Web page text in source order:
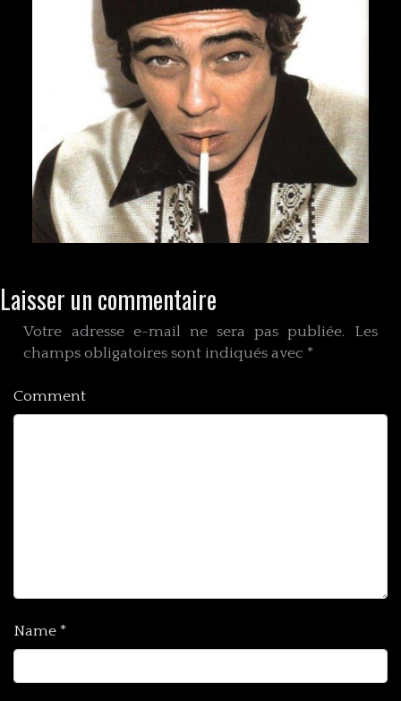
Laisser un commentaire
Votre adresse e-mail ne sera pas publiée.
Les
champs obligatoires sont indiqués avec *
Comment
Name *